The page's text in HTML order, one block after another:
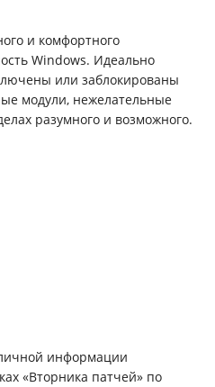
и комфортного
Windows. Идеально
или заблокированы
модули, нежелательные
разумного и возможного.
информации
«Вторника патчей» по